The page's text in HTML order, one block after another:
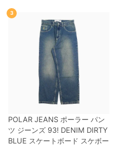
3
POLAR JEANS ポーラー パン
ツ ジーンズ 93! DENIM DIRTY
BLUE スケートボード スケボー